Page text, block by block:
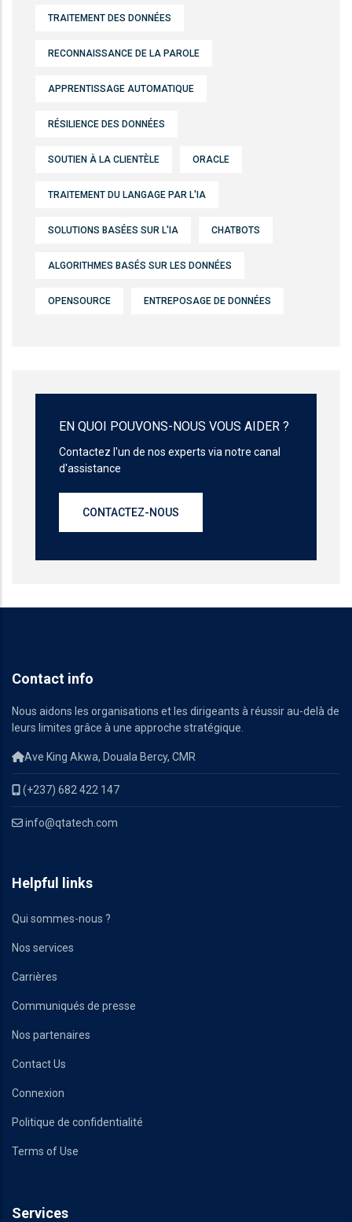
TRAITEMENT DES DONNÉES
RECONNAISSANCE DE LA PAROLE
APPRENTISSAGE AUTOMATIQUE
RÉSILIENCE DES DONNÉES
SOUTIEN À LA CLIENTÈLE ORACLE
TRAITEMENT DU LANGAGE PAR L'IA
SOLUTIONS BASÉES SUR L'IA CHATBOTS
ALGORITHMES BASÉS SUR LES DONNÉES
OPENSOURCE ENTREPOSAGE DE DONNÉES
EN QUOI POUVONS-NOUS VOUS AIDER ?
Contactez l'un de nos experts via notre canal
d'assistance
CONTACTEZ-NOUS
Contact info
Nous aidons les organisations et les dirigeants à réussir au-delà de
leurs limites grâce à une approche stratégique.
Ave King Akwa, Douala Bercy, CMR
(+237) 682 422 147
info@qtatech.com
Helpful links
Qui sommes-nous ?
Nos services
Carrières
Communiqués de presse
Nos partenaires
Contact Us
Connexion
Politique de confidentialité
Terms of Use
Services